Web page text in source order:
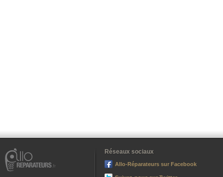
Réseaux sociaux
Allo-Réparateurs sur Facebook